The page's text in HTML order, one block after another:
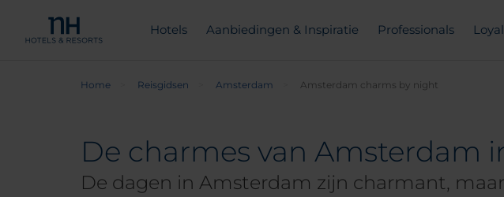
Hotels Aanbiedingen & Inspiratie Professionals
Home Reisgidsen Amsterdam Amsterdam charms by night
De charmes van Amsterdam
De dagen in Amsterdam zijn charmant,